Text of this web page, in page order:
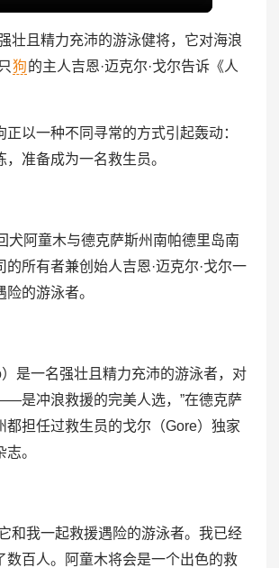
壮且精力充沛的游泳健将，它对海浪
狗的主人吉恩·迈克尔·戈尔告诉《人
正以一种不同寻常的方式引起轰动：
，准备成为一名救生员。
犬阿童木与德克萨斯州南帕德里岛南
的所有者兼创始人吉恩·迈克尔·戈尔一
的游泳者。
是一名强壮且精力充沛的游泳者，对
是冲浪救援的完美人选，”在德克萨
都担任过救生员的戈尔（Gore）独家
。
和我一起救援遇险的游泳者。我已经
数百人。阿童木将会是一个出色的救